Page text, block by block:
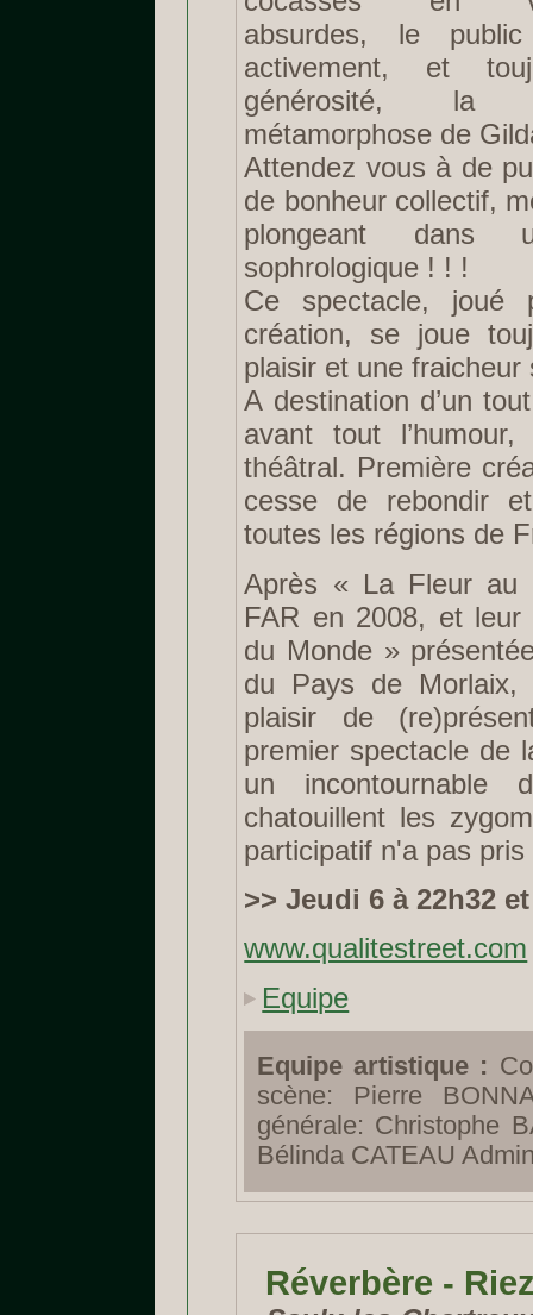
absurdes, le public
activement, et
générosité, la
métamorphose de
Attendez vous à de
de bonheur collectif,
plongeant dans
sophrologique ! ! !
Ce spectacle,
création, se joue
plaisir et une
A destination d’un
avant tout
théâtral. Première
cesse de rebondir
toutes les régions de
Après « La Fleur au
FAR en 2008, et leur
du Monde »
du Pays de
plaisir de
premier spectacle de
un incontournable
chatouillent les
participatif n'a pas
>> Jeudi 6 à 22h32
www.qualitestreet.com
Equipe
Equipe artistique :
scène: Pierre
générale: Christophe
Bélinda CATEAU
Réverbère -